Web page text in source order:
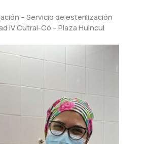
– Servicio de esterilización
IV Cutral-Có – Plaza Huincul